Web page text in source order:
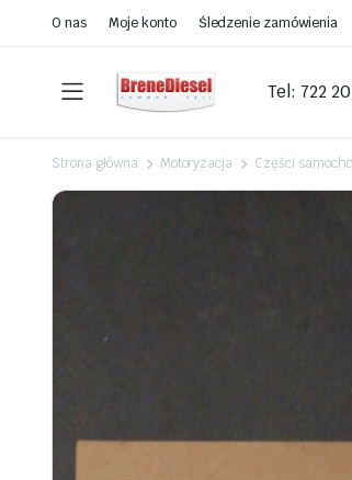
O nas Moje konto Śledzenie zamówienia
Tel: 722
Strona główna Motoryzacja Części